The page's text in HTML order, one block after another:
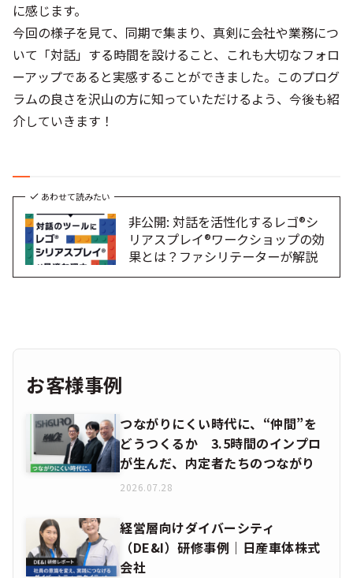
に感じます。
今回の様子を見て、同期で集まり、真剣に会社や業務につ
いて「対話」する時間を設けること、これも大切なフォロ
ーアップであると実感することができました。このプログ
ラムの良さを沢山の方に知っていただけるよう、今後も紹
介していきます！
あわせて読みたい
非公開: 対話を活性化するレゴ®シ
リアスプレイ®ワークショップの効
果とは？ファシリテーターが解説
お客様事例
つながりにくい時代に、“仲間”を
どうつくるか 3.5時間のインプロ
が生んだ、内定者たちのつながり
2026.07.28
経営層向けダイバーシティ
（DE&I）研修事例｜日産車体株式
会社